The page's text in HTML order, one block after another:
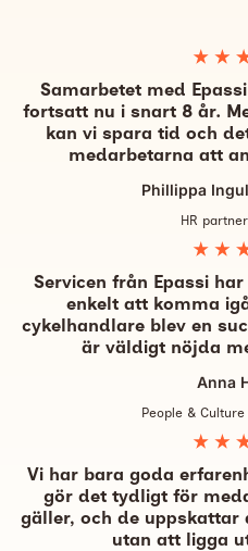
Samarbetet med
fortsatt nu i snart 8 år.
kan vi spara tid och
medarbetarna att
Phillippa
HR
Servicen från Epassi
enkelt att komma
cykelhandlare blev en
är väldigt nöjda
Anna
People &
Vi har bara goda
gör det tydligt för
gäller, och de uppskattar
utan att ligga